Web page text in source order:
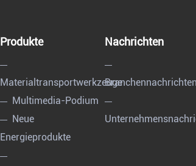
Produkte
Materialtransportwerkzeuge
Multimedia-Podium
Neue
Energieprodukte
Nachrichten
Branchennachrichten